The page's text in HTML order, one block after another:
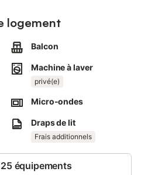
le soir.
autorisés.
pas disponibles.
étage dans un bâtiment qui
logement
Balcon
Machine à laver
privé(e)
Micro-ondes
Draps de lit
Frais additionnels
équipements